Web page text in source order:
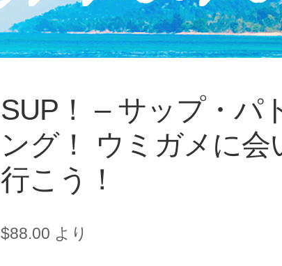
SUP！ – サップ・パ
ング！ ウミガメに会
行こう！
$88.00 より